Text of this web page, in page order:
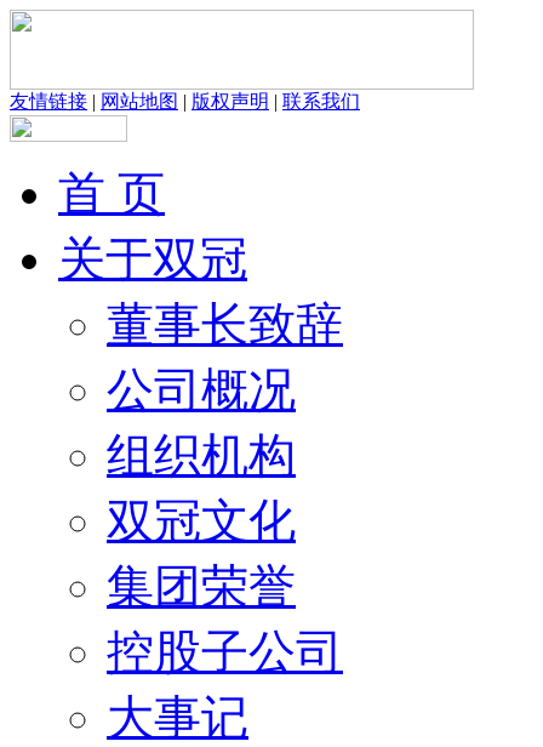
友情链接 | 网站地图 | 版权声明 | 联系我们
首 页
关于双冠
董事长致辞
公司概况
组织机构
双冠文化
集团荣誉
控股子公司
大事记